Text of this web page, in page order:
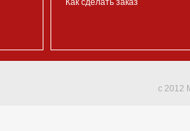
Как сделать заказ
c 2012